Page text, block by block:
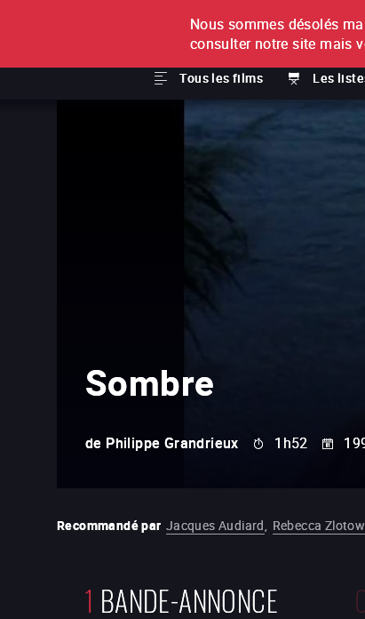
À L'UNITÉ
Tous les films Les
Sombre
de Philippe Grandrieux 1h52
Recommandé par Jacques Audiard, Rebecca
1 BANDE-ANNONCE
Nous sommes désolés
consulter notre site mais